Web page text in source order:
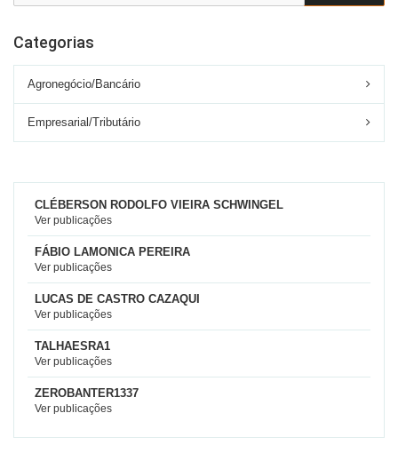
Categorias
Agronegócio/Bancário
Empresarial/Tributário
CLÉBERSON RODOLFO VIEIRA SCHWINGEL
Ver publicações
FÁBIO LAMONICA PEREIRA
Ver publicações
LUCAS DE CASTRO CAZAQUI
Ver publicações
TALHAESRA1
Ver publicações
ZEROBANTER1337
Ver publicações